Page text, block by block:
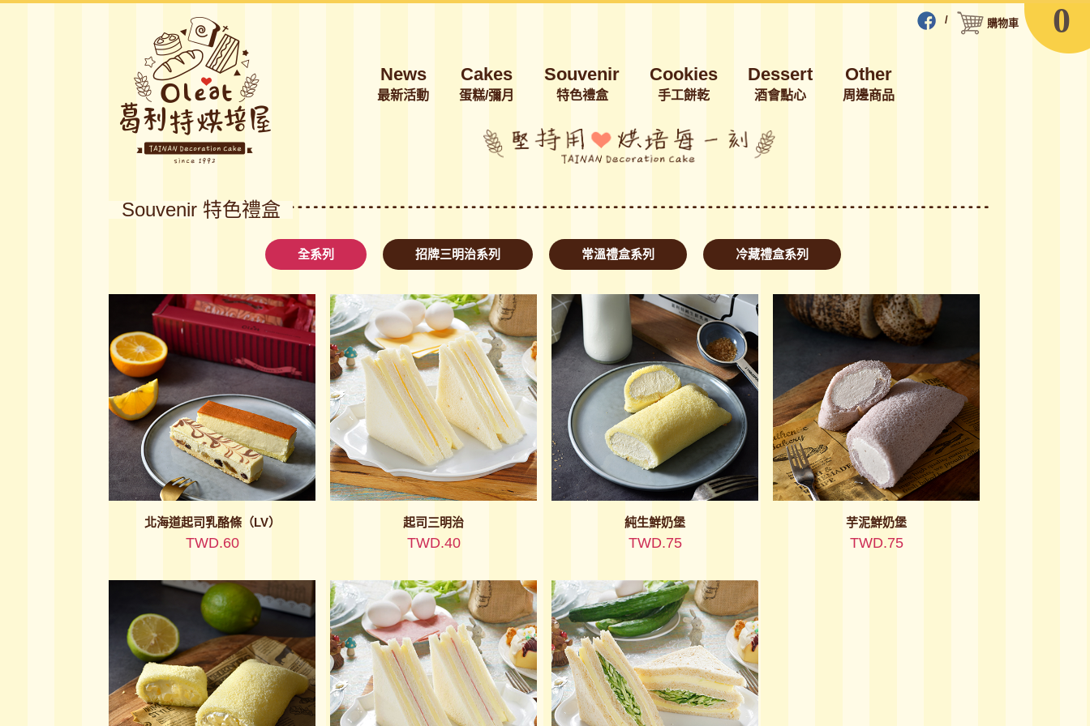
0
購物車
/
Other
周邊商品
Dessert
酒會點心
Cookies
手工餅乾
Souvenir
特色禮盒
Cakes
蛋糕/彌月
News
最新活動
Souvenir 特色禮盒
全系列 招牌三明治系列 常溫禮盒系列 冷藏禮盒系列
北海道起司乳酪條（LV）
TWD.60
起司三明治
TWD.40
純生鮮奶堡
TWD.75
芋泥鮮奶堡
TWD.75